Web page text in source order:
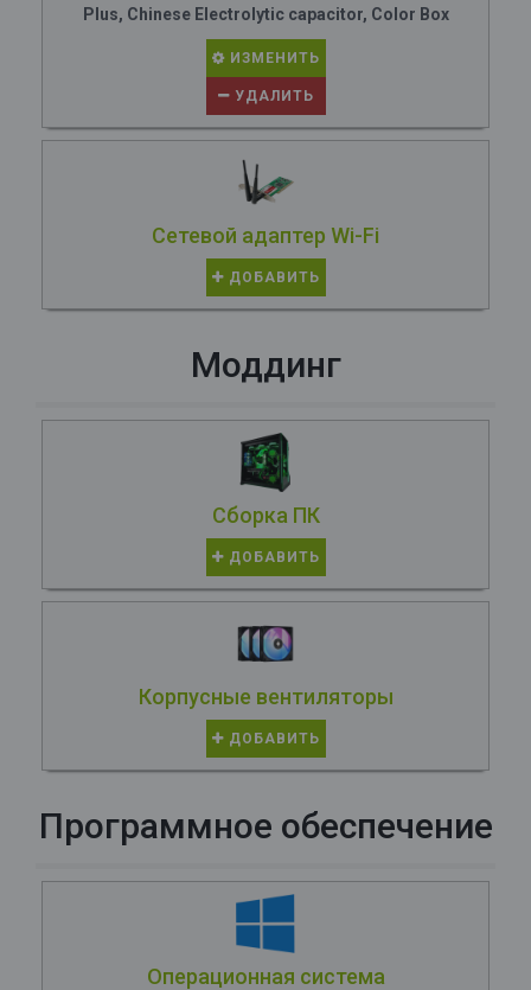
Plus, Chinese Electrolytic capacitor, Color Box
ИЗМЕНИТЬ
УДАЛИТЬ
Сетевой адаптер Wi-Fi
ДОБАВИТЬ
Моддинг
Сборка ПК
ДОБАВИТЬ
Корпусные вентиляторы
ДОБАВИТЬ
Программное обеспечение
Операционная система